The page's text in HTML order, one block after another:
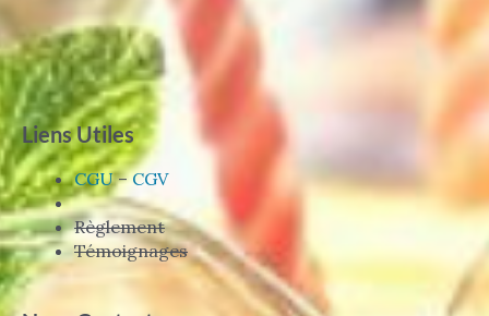
Liens Utiles
CGU–CGV
Règlement
Témoignages